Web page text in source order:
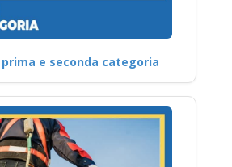
prima e seconda categoria